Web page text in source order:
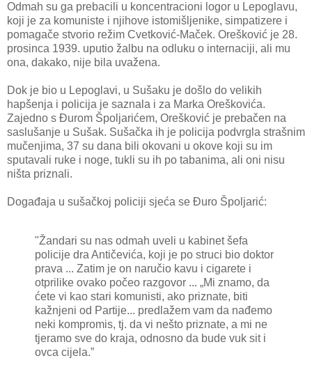
Odmah su ga prebacili u koncentracioni logor u Lepoglavu,
koji je za komuniste i njihove istomišljenike, simpatizere i
pomagače stvorio režim Cvetković-Maček. Orešković je 28.
prosinca 1939. uputio žalbu na odluku o internaciji, ali mu
ona, dakako, nije bila uvažena.
Dok je bio u Lepoglavi, u Sušaku je došlo do velikih
hapšenja i policija je saznala i za Marka Oreškovića.
Zajedno s Đurom Špoljarićem, Orešković je prebačen na
saslušanje u Sušak. Sušačka ih je policija podvrgla strašnim
mučenjima, 37 su dana bili okovani u okove koji su im
sputavali ruke i noge, tukli su ih po tabanima, ali oni nisu
ništa priznali.
Događaja u sušačkoj policiji sjeća se Đuro Špoljarić:
"Žandari su nas odmah uveli u kabinet šefa
policije dra Antičevića, koji je po struci bio doktor
prava ... Zatim je on naručio kavu i cigarete i
otprilike ovako počeo razgovor ... „Mi znamo, da
ćete vi kao stari komunisti, ako priznate, biti
kažnjeni od Partije... predlažem vam da nađemo
neki kompromis, tj. da vi nešto priznate, a mi ne
tjeramo sve do kraja, odnosno da bude vuk sit i
ovca cijela.”